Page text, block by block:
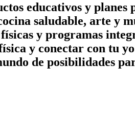
educativos y planes
saludable, arte y
y programas
y conectar con tu
de posibilidades